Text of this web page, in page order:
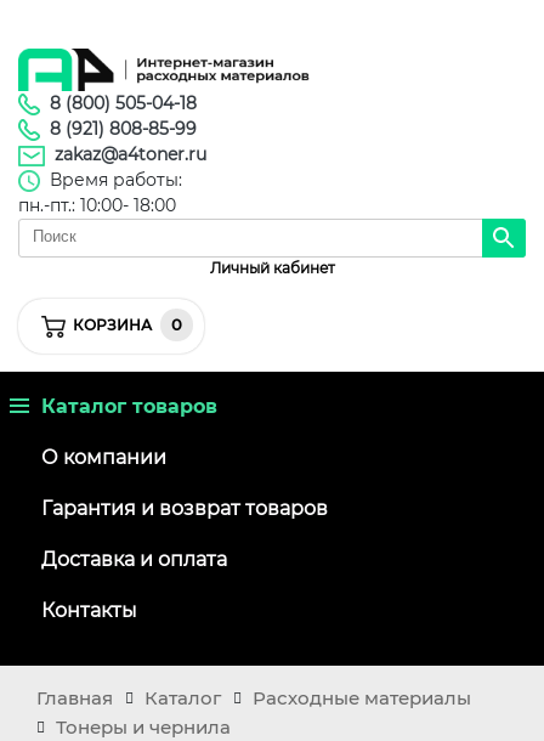
8 (800) 505-04-18
8 (921) 808-85-99
zakaz@a4toner.ru
Время работы:
пн.-пт.: 10:00- 18:00
Личный кабинет
КОРЗИНА 0
Каталог товаров
О компании
Гарантия и возврат товаров
Доставка и оплата
Контакты
Главная Каталог
Расходные материалы
Тонеры и чернила